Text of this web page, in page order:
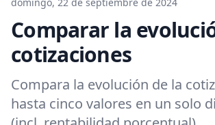
Comparar la
cotizaciones
Compara la evolución de la
hasta cinco valores en un solo